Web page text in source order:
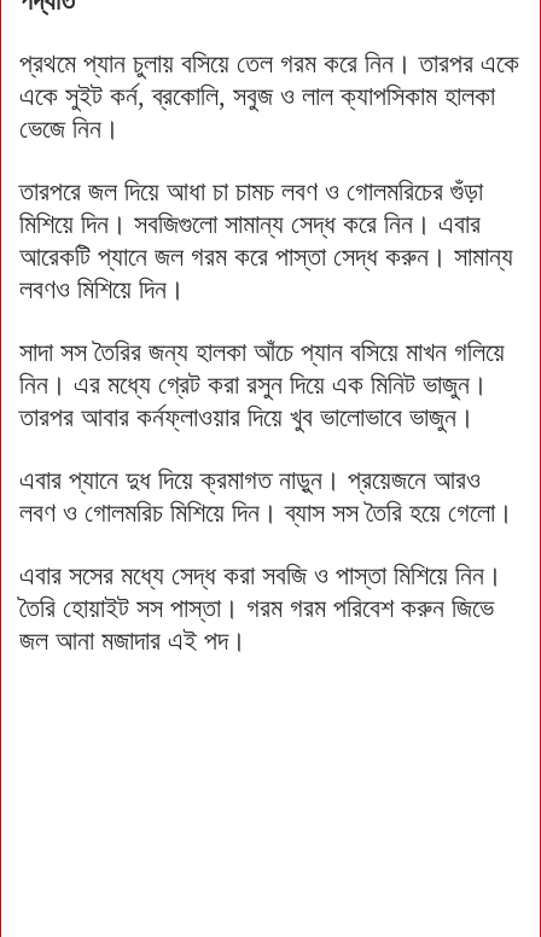
প্রথমে প্যান চুলায় বসিয়ে তেল গরম করে নিন। তারপর একে
একে সুইট কর্ন, ব্রকোলি, সবুজ ও লাল ক্যাপসিকাম হালকা
ভেজে নিন।
তারপরে জল দিয়ে আধা চা চামচ লবণ ও গোলমরিচের গুঁড়া
মিশিয়ে দিন। সবজিগুলো সামান্য সেদ্ধ করে নিন। এবার
আরেকটি প্যানে জল গরম করে পাস্তা সেদ্ধ করুন। সামান্য
লবণও মিশিয়ে দিন।
সাদা সস তৈরির জন্য হালকা আঁচে প্যান বসিয়ে মাখন গলিয়ে
নিন। এর মধ্যে গ্রেট করা রসুন দিয়ে এক মিনিট ভাজুন।
তারপর আবার কর্নফ্লাওয়ার দিয়ে খুব ভালোভাবে ভাজুন।
এবার প্যানে দুধ দিয়ে ক্রমাগত নাড়ুন। প্রয়েজনে আরও
লবণ ও গোলমরিচ মিশিয়ে দিন। ব্যাস সস তৈরি হয়ে গেলো।
এবার সসের মধ্যে সেদ্ধ করা সবজি ও পাস্তা মিশিয়ে নিন।
তৈরি হোয়াইট সস পাস্তা। গরম গরম পরিবেশ করুন জিভে
জল আনা মজাদার এই পদ।